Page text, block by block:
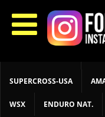
START LIVETIMING
MX WOMEN MXGP
SUPERCROSS-USA
WSX ENDURO NAT.